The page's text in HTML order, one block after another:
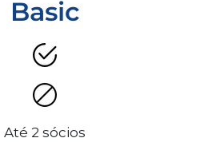
Basic
Até 2 sócios